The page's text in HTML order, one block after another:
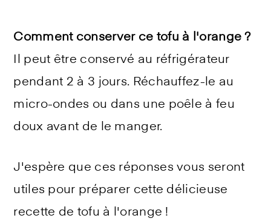
Comment conserver ce tofu à l'orange ?
Il peut être conservé au réfrigérateur
pendant 2 à 3 jours. Réchauffez-le au
micro-ondes ou dans une poêle à feu
doux avant de le manger.
J'espère que ces réponses vous seront
utiles pour préparer cette délicieuse
recette de tofu à l'orange !